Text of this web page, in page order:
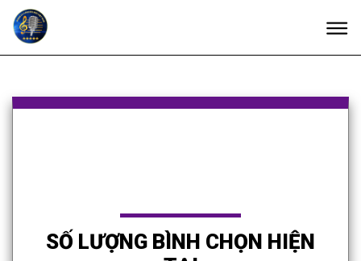
SỐ LƯỢNG BÌNH CHỌN HIỆN